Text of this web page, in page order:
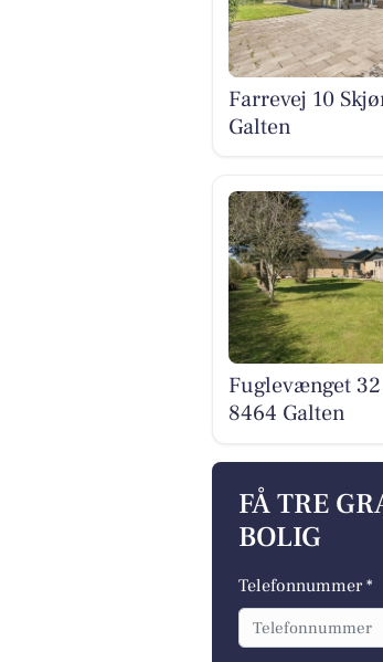
Farrevej 10
Galten
Fuglevænget
8464 Galten
FÅ TRE
BOLIG
Telefonnummer *